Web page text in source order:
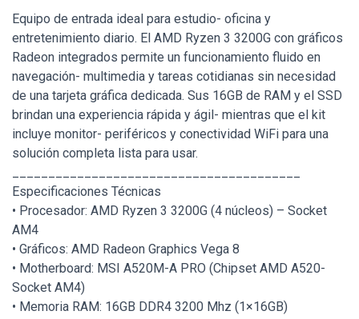
Equipo de entrada ideal para estudio- oficina y
entretenimiento diario. El AMD Ryzen 3 3200G con gráficos
Radeon integrados permite un funcionamiento fluido en
navegación- multimedia y tareas cotidianas sin necesidad
de una tarjeta gráfica dedicada. Sus 16GB de RAM y el SSD
brindan una experiencia rápida y ágil- mientras que el kit
incluye monitor- periféricos y conectividad WiFi para una
solución completa lista para usar.
Especificaciones Técnicas
• Procesador: AMD Ryzen 3 3200G (4 núcleos) – Socket
AM4
• Gráficos: AMD Radeon Graphics Vega 8
• Motherboard: MSI A520M-A PRO (Chipset AMD A520-
Socket AM4)
• Memoria RAM: 16GB DDR4 3200 Mhz (1×16GB)